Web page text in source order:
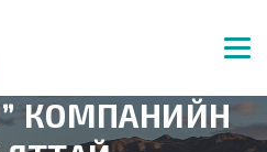
КОМПАНИЙН